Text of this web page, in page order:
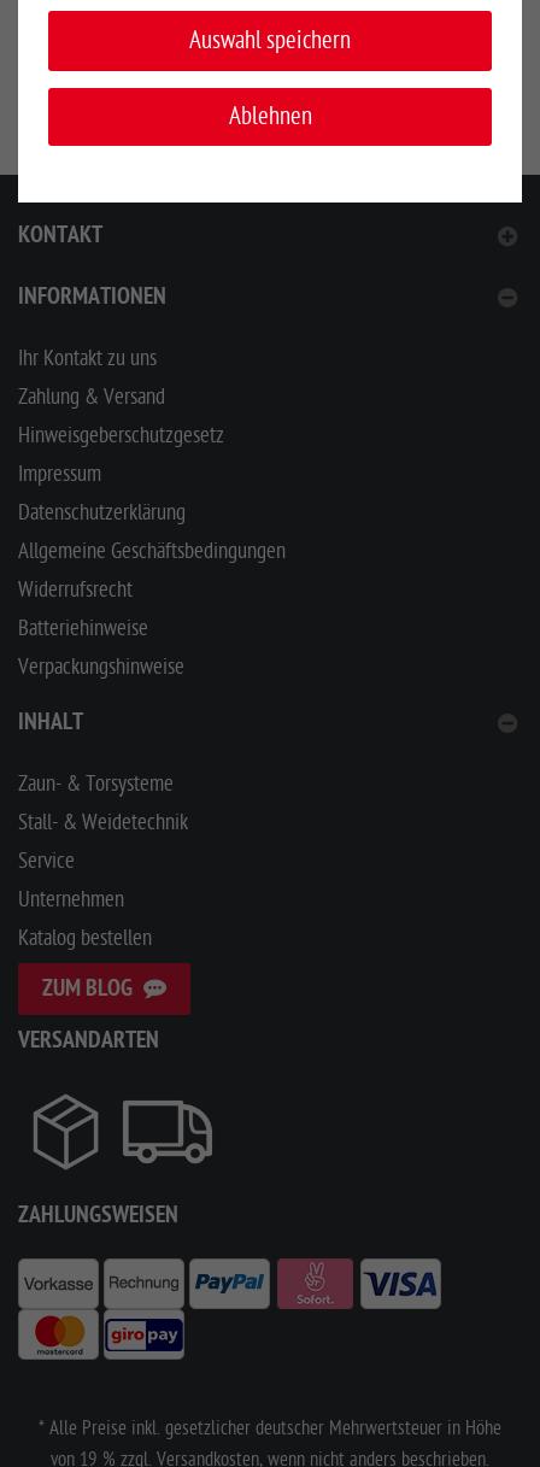
Großewinkelmann GmbH & Co. KG, Wortstr. 34-36,
33397, Rietberg, Deutschland, www.growi.de
KONTAKT
INFORMATIONEN
Ihr Kontakt zu uns
Zahlung & Versand
Hinweisgeberschutzgesetz
Impressum
Datenschutzerklärung
Allgemeine Geschäftsbedingungen
Widerrufsrecht
Batteriehinweise
Verpackungshinweise
INHALT
Zaun- & Torsysteme
Stall- & Weidetechnik
Service
Unternehmen
Katalog bestellen
ZUM BLOG
VERSANDARTEN
ZAHLUNGSWEISEN
* Alle Preise inkl. gesetzlicher deutscher Mehrwertsteuer in Höhe
von 19 % zzgl. Versandkosten, wenn nicht anders beschrieben.
Auswahl speichern
Ablehnen